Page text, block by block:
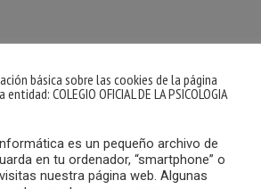
básica sobre las cookies de la página
COLEGIO OFICIAL DE LA PSICOLOGIA
es un pequeño archivo de
en tu ordenador, “smartphone” o
nuestra página web. Algunas